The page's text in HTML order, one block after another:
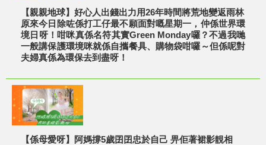
【親親地球】好心人出錢出力用26年時間將荒地變返雨林
原來今日除咗係打工仔最不願面對嘅星期一，仲係世界環
境日呀！咁咪真係名符其實Green Monday囉？不過我哋
一般講保護環境咪就係自攜餐具、購物袋咁囉～但係呢對
夫婦真係為環保去到盡呀！
【係母愛呀】阿媽撐5歲囝囝忠於自己 畀佢著裙影靚相